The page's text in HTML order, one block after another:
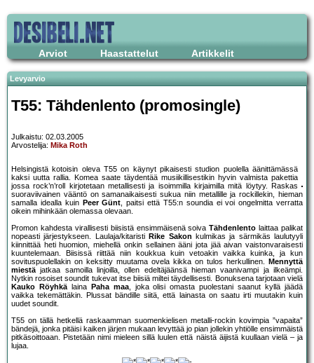
Arviot Haastattelut Artikkelit
Levyarvio
T55: Tähdenlento (promosingle)
Julkaistu: 02.03.2005
Arvostelija: Mika Roth
Helsingistä kotoisin oleva T55 on käynyt pikaisesti studion puolella äänittämässä
kaksi uutta rallia. Komea saate täydentää musiikillisestikin hyvin valmista pakettia
jossa rock’n’roll kirjotetaan metallisesti ja isoimmilla kirjaimilla mitä löytyy. Raskas
suoraviivainen vääntö on samanaikaisesti sukua niin metallille ja rockillekin, hieman
samalla idealla kuin Peer Günt, paitsi että T55:n soundia ei voi ongelmitta verratta
oikein mihinkään olemassa olevaan.
Promon kahdesta virallisesti biisistä ensimmäisenä soivaTähdenlento laittaa palikat
nopeasti järjestykseen. Laulaja/kitaristi Rike Sakon kulmikas ja särmikäs laulutyyli
kiinnittää heti huomion, miehellä onkin sellainen ääni jota jää aivan vaistonvaraisesti
kuuntelemaan. Biisissä riittää niin koukkua kuin vetoakin vaikka kuinka, ja kun
sovituspuolellakin on keksitty muutama ovela kikka on tulos herkullinen.
Mennyttä
miestäjatkaa samoilla linjoilla, ollen edeltäjäänsä hieman vaanivampi ja ilkeämpi.
Nytkin rosoiset soundit tukevat itse biisiä miltei täydellisesti. Bonuksena tarjotaan vielä
Kauko Röyhkälaina Paha maa, joka olisi omasta puolestani saanut kyllä jäädä
vaikka tekemättäkin. Plussat bändille siitä, että lainasta on saatu irti muutakin kuin
uudet soundit.
T55 on tällä hetkellä raskaamman suomenkielisen metalli-rockin kovimpia ”vapaita”
bändejä, jonka pitäisi kaiken järjen mukaan levyttää jo pian jollekin yhtiölle ensimmäistä
pitkäsoittoaan. Pistetään nimi mieleen sillä luulen että näistä äijistä kuullaan vielä – ja
lujaa.